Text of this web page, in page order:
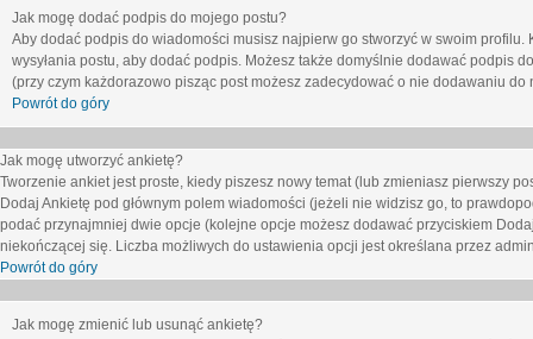
Jak mogę dodać podpis do mojego postu?
Aby dodać podpis do wiadomości musisz najpierw go stworzyć w swoim
wysyłania postu, aby dodać podpis. Możesz także domyślnie dodawać podpis
(przy czym każdorazowo pisząc post możesz zadecydować o nie dodawaniu
Powrót do góry
Jak mogę utworzyć ankietę?
Tworzenie ankiet jest proste, kiedy piszesz nowy temat (lub zmieniasz pierwszy
Dodaj Ankietę pod głównym polem wiadomości (jeżeli nie widzisz go, to
podać przynajmniej dwie opcje (kolejne opcje możesz dodawać przyciskiem
niekończącej się. Liczba możliwych do ustawienia opcji jest określana przez
Powrót do góry
Jak mogę zmienić lub usunąć ankietę?